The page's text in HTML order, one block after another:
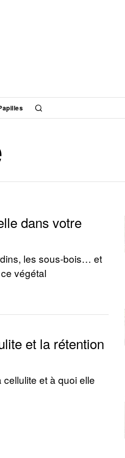
dans votre
les sous-bois… et
végétal
et la rétention
et à quoi elle